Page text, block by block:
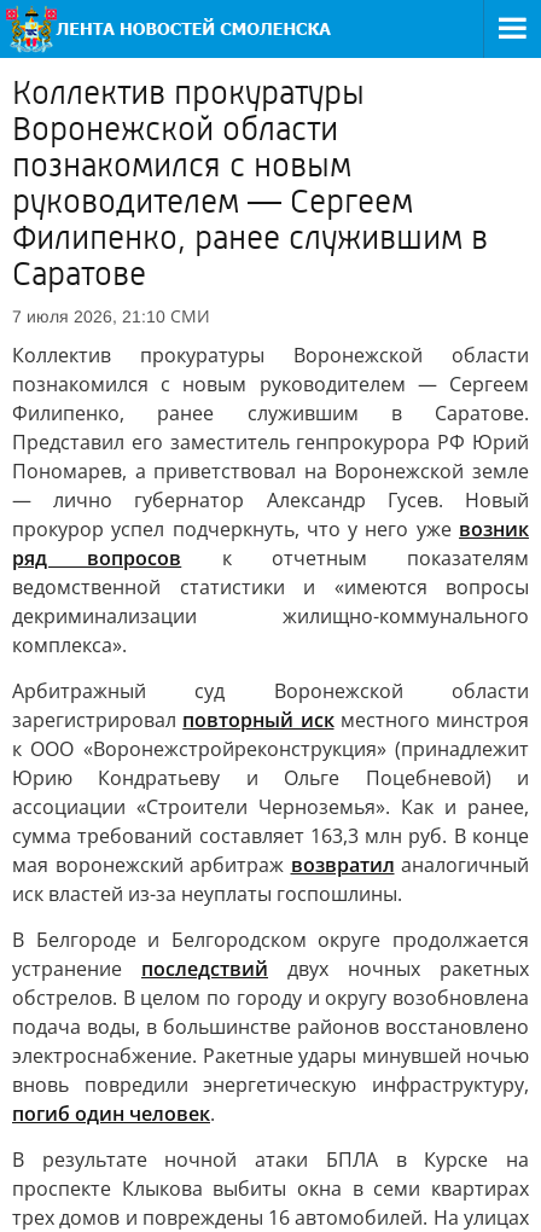
Коллектив прокуратуры
Воронежской области
познакомился с новым
руководителем — Сергеем
Филипенко, ранее служившим в
Саратове
7 июля 2026, 21:10 СМИ
Коллектив прокуратуры Воронежской области
познакомился с новым руководителем — Сергеем
Филипенко, ранее служившим в Саратове.
Представил его заместитель генпрокурора РФ Юрий
Пономарев, а приветствовал на Воронежской земле
— лично губернатор Александр Гусев. Новый
прокурор успел подчеркнуть, что у него уже возник
ряд вопросов к отчетным показателям
ведомственной статистики и «имеются вопросы
декриминализации жилищно-коммунального
комплекса».
Арбитражный суд Воронежской области
зарегистрировал повторный искместного минстроя
к ООО «Воронежстройреконструкция» (принадлежит
Юрию Кондратьеву и Ольге Поцебневой) и
ассоциации «Строители Черноземья». Как и ранее,
сумма требований составляет 163,3 млн руб. В конце
мая воронежский арбитраж возвратил аналогичный
иск властей из-за неуплаты госпошлины.
В Белгороде и Белгородском округе продолжается
устранение последствий двух ночных ракетных
обстрелов. В целом по городу и округу возобновлена
подача воды, в большинстве районов восстановлено
электроснабжение. Ракетные удары минувшей ночью
вновь повредили энергетическую инфраструктуру,
погиб один человек.
В результате ночной атаки БПЛА в Курске на
проспекте Клыкова выбиты окна в семи квартирах
трех домов и повреждены 16 автомобилей. На улицах